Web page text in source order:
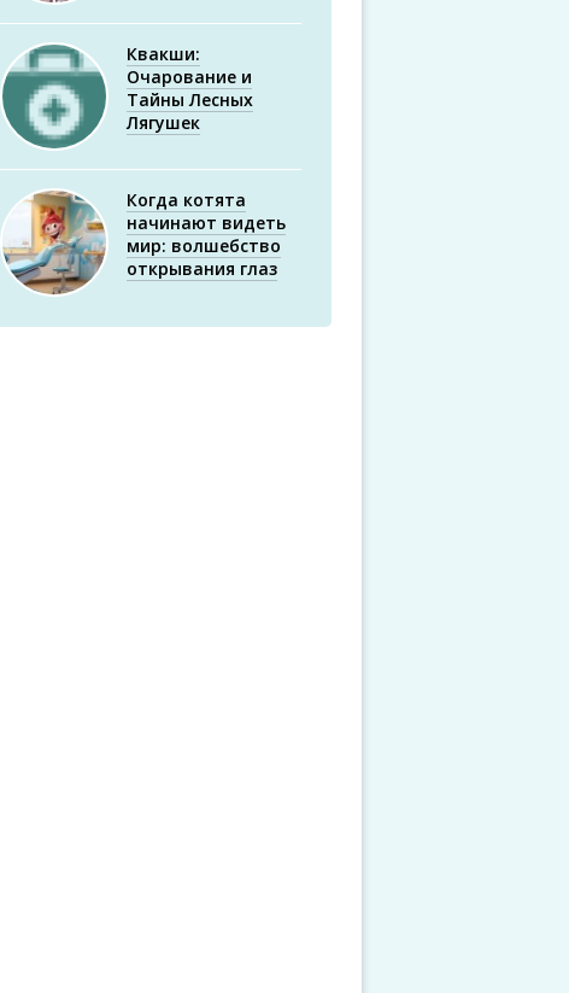
Квакши:
Очарование и
Тайны Лесных
Лягушек
Когда котята
начинают видеть
мир: волшебство
открывания глаз